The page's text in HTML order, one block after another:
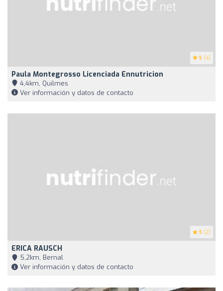
5 (4)
Paula Montegrosso Licenciada Ennutricion
4,4km, Quilmes
Ver información y datos de contacto
5 (2)
ERICA RAUSCH
5,2km, Bernal
Ver información y datos de contacto